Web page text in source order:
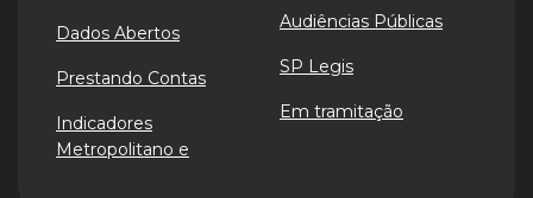
Dados Abertos
Prestando Contas
Indicadores
Metropolitano e
Audiências Públicas
SP Legis
Em tramitação